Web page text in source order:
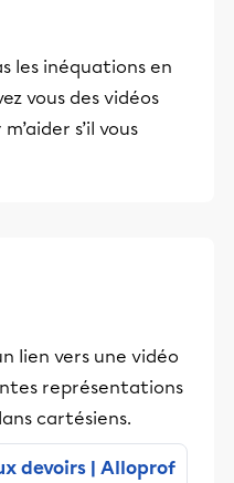
les inéquations en
vous des vidéos
s’il vous
lien vers une vidéo
représentations
cartésiens.
devoirs | Alloprof